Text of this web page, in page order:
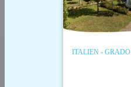
ITALIEN - GRADO